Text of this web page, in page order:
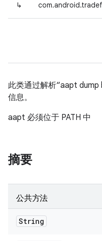
↳
此类通过解析“aapt dump
信息。
aapt 必须位于 PATH 中
摘要
公共方法
String